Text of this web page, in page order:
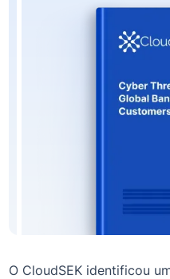
O CloudSEK identificou